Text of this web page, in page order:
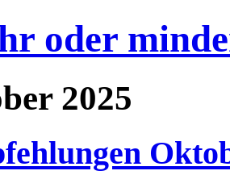
oder
2025